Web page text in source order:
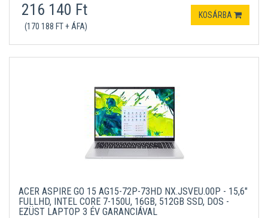
216 140 Ft
(170 188 FT + ÁFA)
KOSÁRBA
ACER ASPIRE GO 15 AG15-72P-73HD NX.JSVEU.00P - 15,6"
FULLHD, INTEL CORE 7-150U, 16GB, 512GB SSD, DOS -
EZÜST LAPTOP 3 ÉV GARANCIÁVAL